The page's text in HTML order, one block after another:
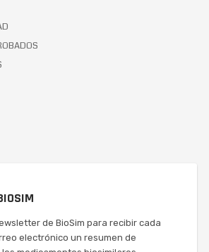
de BioSim para recibir cada
electrónico un resumen de